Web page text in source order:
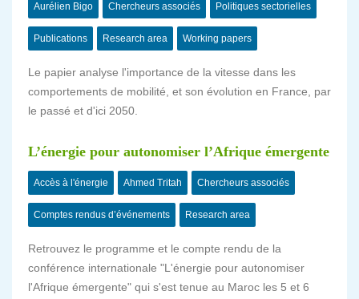
Aurélien Bigo Chercheurs associés Politiques sectorielles
Publications Research area Working papers
Le papier analyse l'importance de la vitesse dans les
comportements de mobilité, et son évolution en France, par
le passé et d'ici 2050.
L’énergie pour autonomiser l’Afrique émergente
Accès à l'énergie Ahmed Tritah Chercheurs associés
Comptes rendus d’événements Research area
Retrouvez le programme et le compte rendu de la
conférence internationale "L'énergie pour autonomiser
l'Afrique émergente" qui s'est tenue au Maroc les 5 et 6